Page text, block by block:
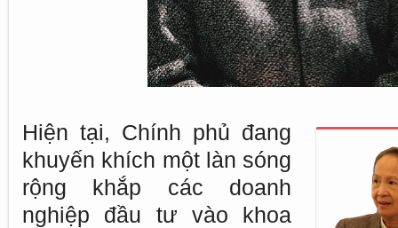
Hiện tại, Chính phủ đang
khuyến khích một làn sóng
rộng khắp các doanh
nghiệp đầu tư vào khoa